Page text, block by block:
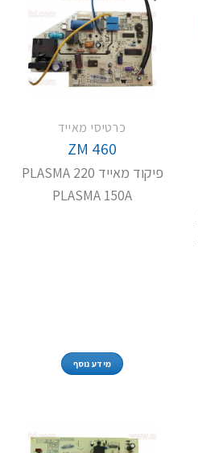
כרטיסי מאייד
ZM 460
פיקוד מאייד PLASMA 220
PLASMA 150A
מידע נוסף